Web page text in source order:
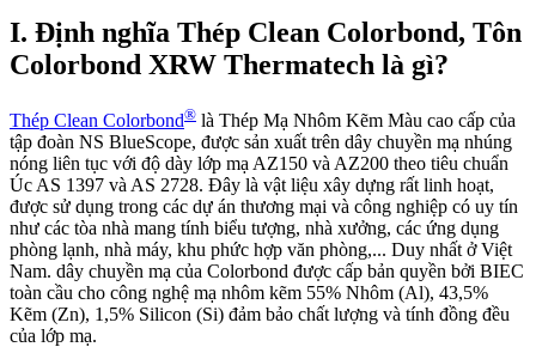
I. Định nghĩa Thép Clean Colorbond, Tôn
Colorbond XRW Thermatech là gì?
Thép Clean Colorbond® là Thép Mạ Nhôm Kẽm Màu cao cấp của
tập đoàn NS BlueScope, được sản xuất trên dây chuyền mạ nhúng
nóng liên tục với độ dày lớp mạ AZ150 và AZ200 theo tiêu chuẩn
Úc AS 1397 và AS 2728. Đây là vật liệu xây dựng rất linh hoạt,
được sử dụng trong các dự án thương mại và công nghiệp có uy tín
như các tòa nhà mang tính biểu tượng, nhà xưởng, các ứng dụng
phòng lạnh, nhà máy, khu phức hợp văn phòng,... Duy nhất ở Việt
Nam. dây chuyền mạ của Colorbond được cấp bản quyền bởi BIEC
toàn cầu cho công nghệ mạ nhôm kẽm 55% Nhôm (Al), 43,5%
Kẽm (Zn), 1,5% Silicon (Si) đảm bảo chất lượng và tính đồng đều
của lớp mạ.